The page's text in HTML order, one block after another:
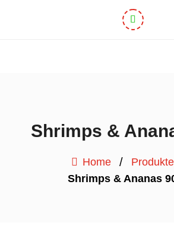
Shrimps &
Home / Produkte
Shrimps & Ananas